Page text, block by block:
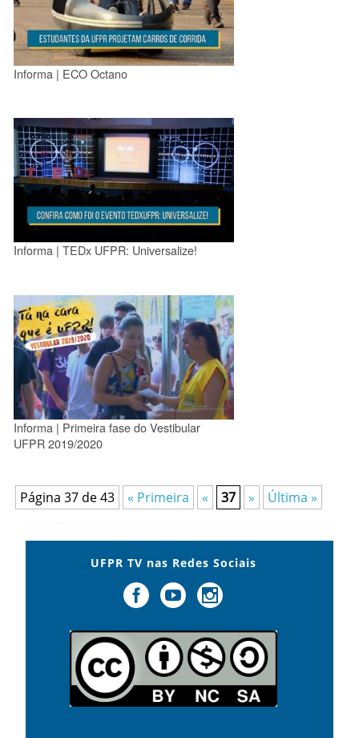
Informa | ECO Octano
Informa | TEDx UFPR: Universalize!
Informa | Primeira fase do Vestibular
UFPR 2019/2020
Página 37 de 43 « Primeira « 37 » Última »
UFPR TV nas Redes Sociais